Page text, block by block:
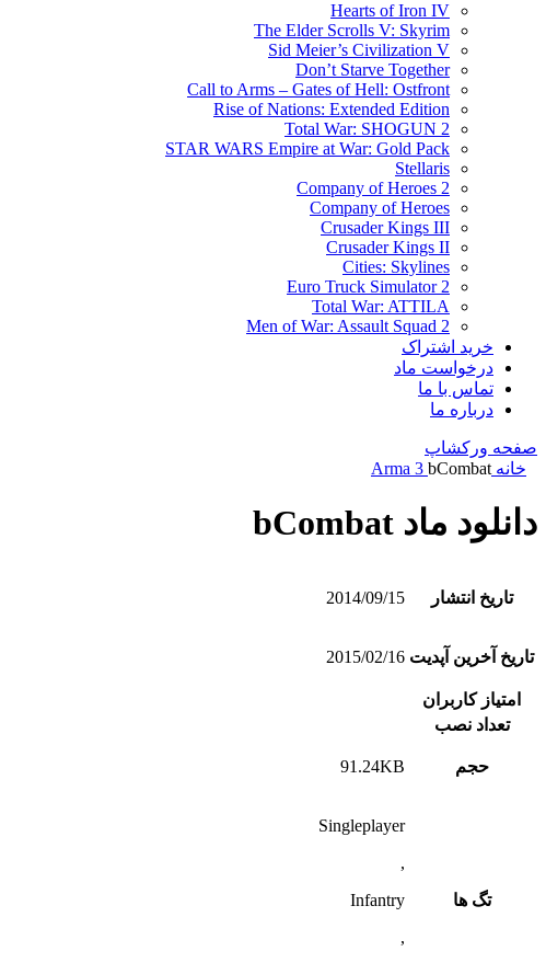
Hearts of Iron IV
The Elder Scrolls V: Skyrim
Sid Meier’s Civilization V
Don’t Starve Together
Call to Arms – Gates of Hell: Ostfront
Rise of Nations: Extended Edition
Total War: SHOGUN 2
STAR WARS Empire at War: Gold Pack
Stellaris
Company of Heroes 2
Company of Heroes
Crusader Kings III
Crusader Kings II
Cities: Skylines
Euro Truck Simulator 2
Total War: ATTILA
Men of War: Assault Squad 2
خرید اشتراک
درخواست ماد
تماس با ما
درباره ما
صفحه ورکشاپ
خانه
Arma 3 bCombat
دانلود ماد bCombat
تاریخ انتشار 2014/09/15
تاریخ آخرین آپدیت 2015/02/16
امتیاز کاربران
تعداد نصب
حجم 91.24KB
تگ ها
Singleplayer
,
Infantry
,